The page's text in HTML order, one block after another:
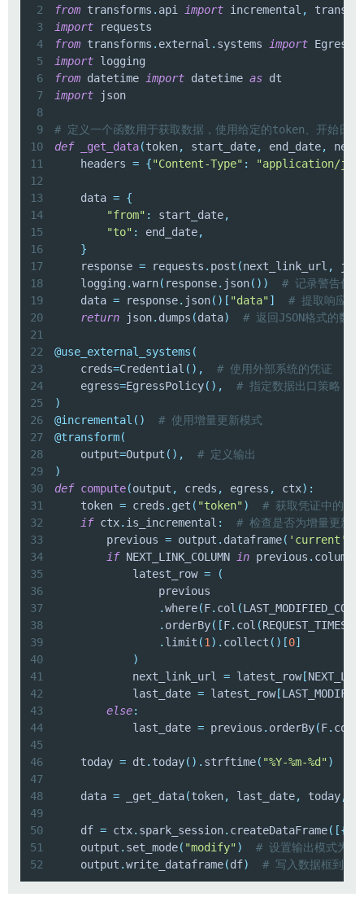
2
from transforms . api import incremental ,
3
import
4
from transforms . external . systems import
5
import
6
from datetime import datetime as
7
import
8
9
# 定义一个函数用于获取数据，使用给定的token、开始日期
10
def _get_data(token, start_date, end_date,
11
    headers
= {"Content-Type" :
"application/
12
13
    data
= {
14
"from" : start_date,
15
"to" : end_date,
16
}
17
    response
= requests . post (next_link_url ,
18
    logging
.warn( response. json( ) )
# 记录警告信息
19
    data
= response. json( ) [ "data" ]
# 提取响应中
20
return json. dumps (data)
# 返回JSON格式的数据
21
22
@use_external_systems (
23
    creds
=Credential ( ) ,
# 使用外部系统的凭证
24
    egress
=EgressPolicy( ) ,
# 指定数据出口策略
25
)
26
@incremental ( )
# 使用增量更新模式
27
@transform(
28
    output
=Output ( ) ,
# 定义输出
29
)
30
def compute(output , creds , egress , ctx) :
31
    token
= creds . get ( "token" )
# 获取凭证中的
32
if ctx. is_incremental :
# 检查是否为增量更新
33
        previous
= output . dataframe( 'current'
34
if NEXT_LINK_COLUMN in previous . columns
35
            latest_row
=
(
36
37
.where(F. col (
38
. orderBy( [F. col (
39
. limit (1 ) . collect ( ) [0]
40
)
41
            next_link_url
= latest_row[
42
            last_date
= latest_row[
43
else:
44
            last_date
= previous . orderBy(F. col
45
46
    today
= dt . today( ) . strftime( "%Y-%m-%d" )
47
48
    data
= _get_data(token, last_date, today,
49
50
    df
= ctx. spark_session. createDataFrame( [{
51
    output
. set_mode( "modify" )
# 设置输出模式为修
52
    output
.write_dataframe(df) # 写入数据框到输